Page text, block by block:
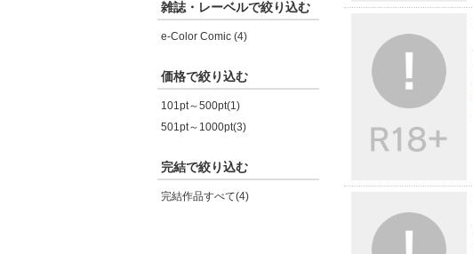
雑誌・レーベルで絞り込む
e-Color Comic (4)
価格で絞り込む
101pt～500pt(1)
501pt～1000pt(3)
完結で絞り込む
完結作品すべて(4)